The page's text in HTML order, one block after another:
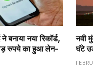
बनाया नया रिकॉर्ड,
रुपये का हुआ लेन-
नवी
घंटे